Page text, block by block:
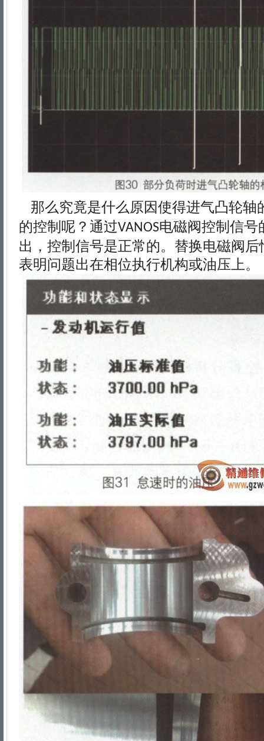
那么究竟是什么原因使得进气凸轮轴
的控制呢？通过VANOS电磁阀控制信号
出，控制信号是正常的。替换电磁阀
表明问题出在相位执行机构或油压上。